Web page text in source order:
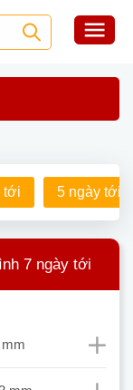
tới 5 ngày tới
7 ngày tới